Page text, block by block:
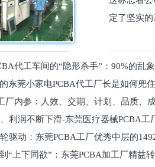
定了坚实
代工车间的“隐形杀手”：90%的乱
东莞小家电PCBA代工厂长是如何兜
厂内参：人效、交期、计划、品质
利润不断下滑-东莞医疗器械PCBA工
驱动：东莞PCBA工厂优秀中层的
“上下同欲”：东莞PCBA加工厂精益